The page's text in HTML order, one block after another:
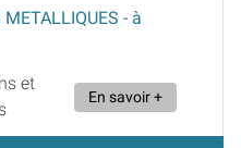
- à
et
En savoir +